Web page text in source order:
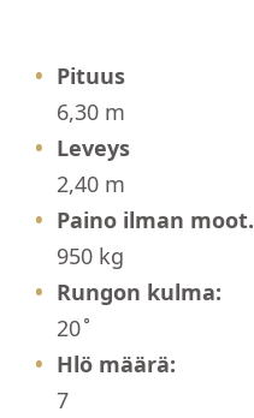
Pituus
6,30 m
Leveys
2,40 m
Paino ilman moot.
950 kg
Rungon kulma:
20 ̊
Hlö määrä:
7